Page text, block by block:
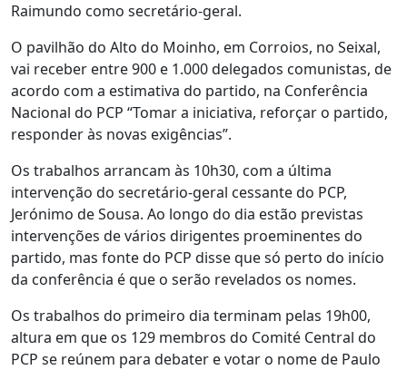
Raimundo como secretário-geral.
O pavilhão do Alto do Moinho, em Corroios, no Seixal,
vai receber entre 900 e 1.000 delegados comunistas, de
acordo com a estimativa do partido, na Conferência
Nacional do PCP “Tomar a iniciativa, reforçar o partido,
responder às novas exigências”.
Os trabalhos arrancam às 10h30, com a última
intervenção do secretário-geral cessante do PCP,
Jerónimo de Sousa. Ao longo do dia estão previstas
intervenções de vários dirigentes proeminentes do
partido, mas fonte do PCP disse que só perto do início
da conferência é que o serão revelados os nomes.
Os trabalhos do primeiro dia terminam pelas 19h00,
altura em que os 129 membros do Comité Central do
PCP se reúnem para debater e votar o nome de Paulo